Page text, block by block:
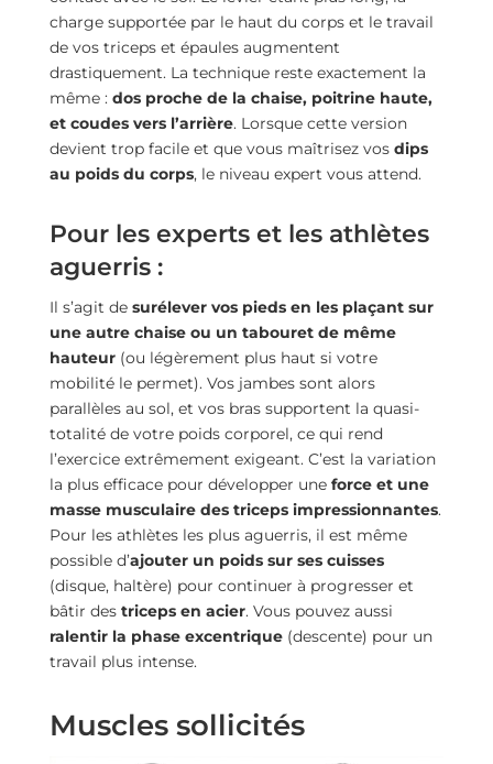
charge supportée par le haut du corps et le travail
de vos triceps et épaules augmentent
drastiquement. La technique reste exactement la
même : dos proche de la chaise, poitrine haute,
et coudes vers l’arrière. Lorsque cette version
devient trop facile et que vous maîtrisez vos dips
au poids du corps, le niveau expert vous attend.
Pour les experts et les athlètes
aguerris :
Il s’agit de surélever vos pieds en les plaçant sur
une autre chaise ou un tabouret de même
hauteur(ou légèrement plus haut si votre
mobilité le permet). Vos jambes sont alors
parallèles au sol, et vos bras supportent la quasi-
totalité de votre poids corporel, ce qui rend
l’exercice extrêmement exigeant. C’est la variation
la plus efficace pour développer une force et une
masse musculaire des triceps impressionnantes.
Pour les athlètes les plus aguerris, il est même
possible d’ajouter un poids sur ses cuisses
(disque, haltère) pour continuer à progresser et
bâtir des triceps en acier. Vous pouvez aussi
ralentir la phase excentrique(descente) pour un
travail plus intense.
Muscles sollicités